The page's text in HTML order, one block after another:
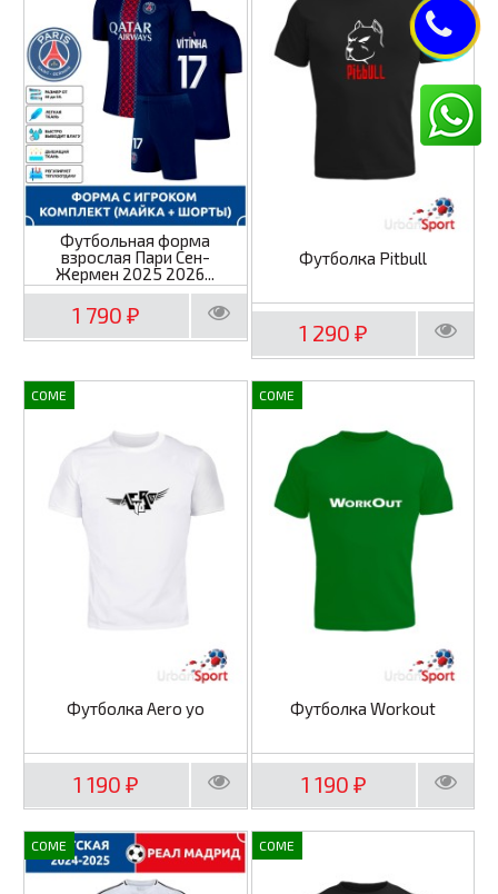
Футбольная форма
взрослая Пари Сен-
Жермен 2025 2026...
1 790₽
Футболка Pitbull
1 290₽
COME
Футболка Aero yo
1 190₽
COME
Футболка Workout
1 190 ₽
COME COME